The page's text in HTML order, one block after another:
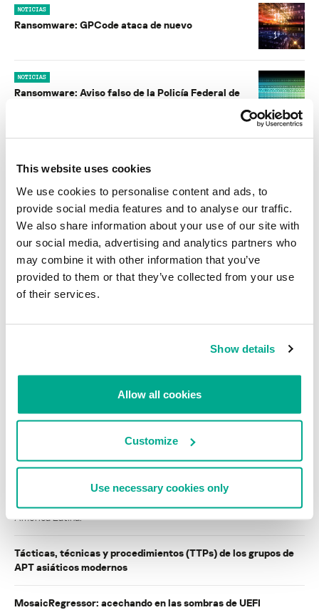
This website uses cookies
We use cookies to personalise content and ads, to
provide social media features and to analyse our traffic.
We also share information about your use of our site with
our social media, advertising and analytics partners who
may combine it with other information that you’ve
provided to them or that they’ve collected from your use
of their services.
Show details
Allow all cookies
Customize
Use necessary cookies only
NOTICIAS
Ransomware: GPCode ataca de nuevo
NOTICIAS
Ransomware: Aviso falso de la Policía Federal de
malware, parte III
INCIDENTES
El spam sobre el terremoto en Japón propaga
malware
INCIDENTES
Campaña de spam en Twitter descarga adware
INFORMES
Kaspersky proporciona información sobre la actividad y los TTPs
del APT BlindEagle. Grupo que apunta a organizaciones e
América Latina.
Tácticas, técnicas y procedimientos (TTPs) de los grupos de
APT asiáticos modernos
MosaicRegressor: acechando en las sombras de UEFI